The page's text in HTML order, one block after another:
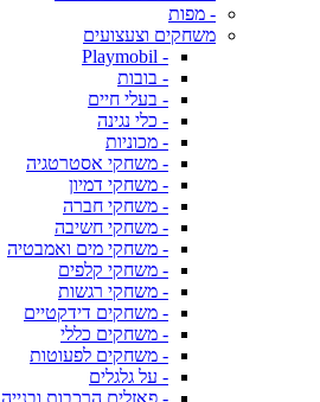
- מפות
משחקים וצעצועים
- Playmobil
- בובות
- בעלי חיים
- כלי נגינה
- מכוניות
- משחקי אסטרטגיה
- משחקי דמיון
- משחקי חברה
- משחקי חשיבה
- משחקי מים ואמבטיה
- משחקי קלפים
- משחקי רגשות
- משחקים דידקטיים
- משחקים כללי
- משחקים לפעוטות
- על גלגלים
- פאזלים הרכבות ובנייה